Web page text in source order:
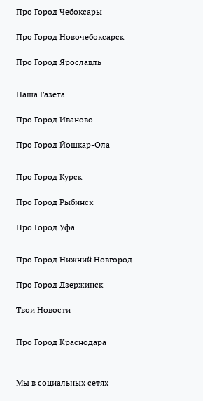
Про Город Чебоксары
Про Город Новочебоксарск
Про Город Ярославль
Наша Газета
Про Город Иваново
Про Город Йошкар-Ола
Про Город Курск
Про Город Рыбинск
Про Город Уфа
Про Город Нижний Новгород
Про Город Дзержинск
Твои Новости
Про Город Краснодара
Мы в социальных сетях